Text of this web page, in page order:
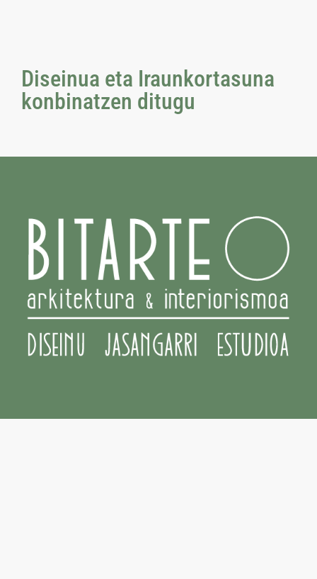
Diseinua eta Iraunkortasuna
konbinatzen ditugu